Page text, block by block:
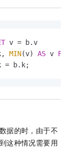
v = b.v
MIN(v) AS v
= b.k;
据的时，由于不
这种情况需要用